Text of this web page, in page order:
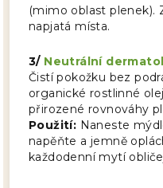
(mimo oblast plenek).
napjatá místa.
3/ Neutrální
Čistí pokožku bez
organické rostlinné
přirozené rovnováhy
Použití: Naneste
napěňte a jemně
každodenní mytí